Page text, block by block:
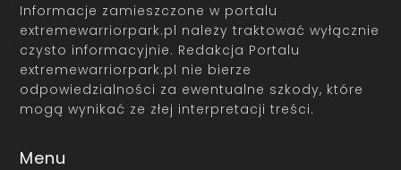
Informacje zamieszczone w portalu
extremewarriorpark.pl należy traktować wyłącznie
czysto informacyjnie. Redakcja Portalu
extremewarriorpark.pl nie bierze
odpowiedzialności za ewentualne szkody, które
mogą wynikać ze złej interpretacji treści.
Menu